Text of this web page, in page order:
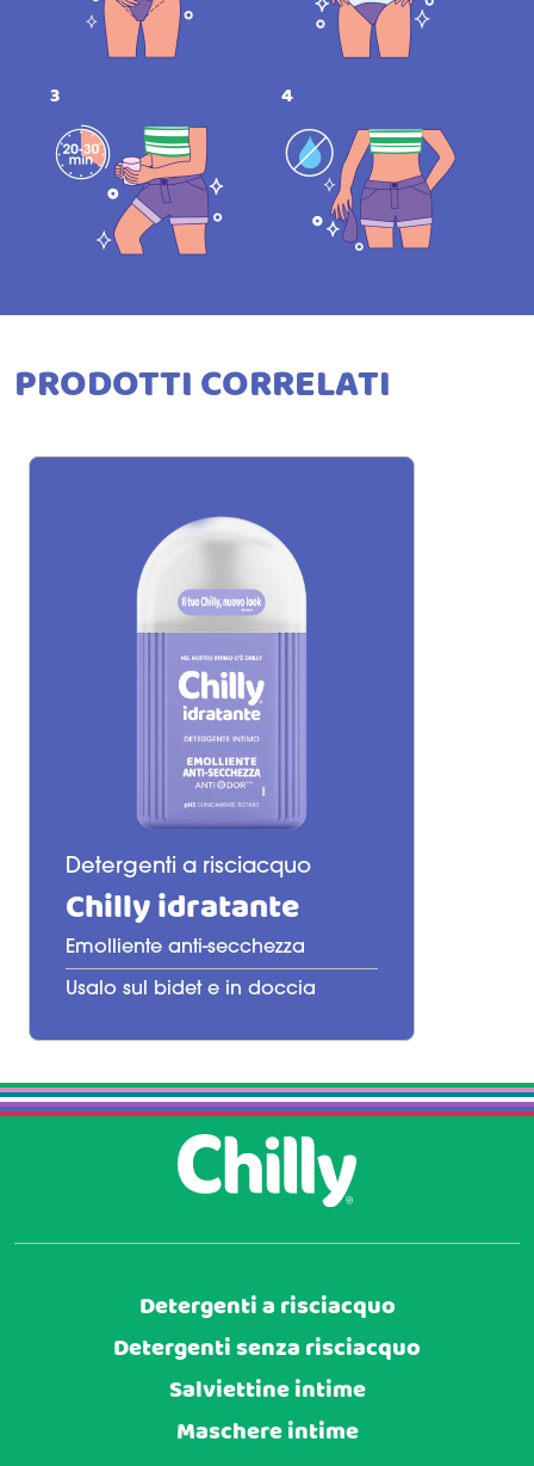
3 4
PRODOTTI CORRELATI
Detergenti a risciacquo
Chilly idratante
Emolliente anti-secchezza
Usalo sul bidet e in doccia
Detergenti a risciacquo
Detergenti senza risciacquo
Salviettine intime
Maschere intime